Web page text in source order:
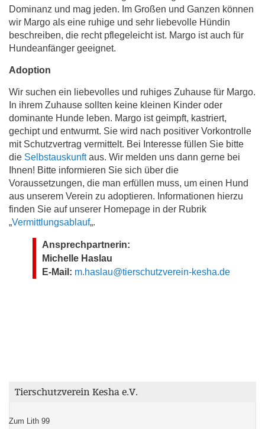
Dominanz und mag jeden. Im Großen und Ganzen können
wir Margo als eine ruhige und sehr liebevolle Hündin
beschreiben, die recht pflegeleicht ist. Margo ist auch für
Hundeanfänger geeignet.
Adoption
Wir suchen ein liebevolles und ruhiges Zuhause für Margo.
In ihrem Zuhause sollten keine kleinen Kinder oder
dominante Hunde leben. Margo ist geimpft, kastriert,
gechipt und entwurmt. Sie wird nach positiver Vorkontrolle
mit Schutzvertrag vermittelt. Bei Interesse füllen Sie bitte
die Selbstauskunftaus. Wir melden uns dann gerne bei
Ihnen! Bitte informieren Sie sich über die
Voraussetzungen, die man erfüllen muss, um einen Hund
aus unserem Verein zu adoptieren. Informationen hierzu
finden Sie auf unserer Homepage in der Rubrik
„Vermittlungsablauf„.
Ansprechpartnerin:
Michelle Haslau
E-Mail: m.haslau@tierschutzverein-kesha.de
Tierschutzverein Kesha e.V.
Zum Lith 99